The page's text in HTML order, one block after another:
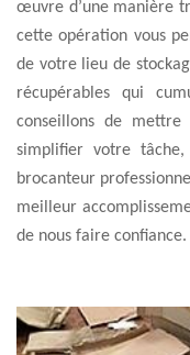
œuvre d’une manière
cette opération vous
de votre lieu de
récupérables qui
conseillons de
simplifier votre tâche,
brocanteur
meilleur
de nous faire confiance.